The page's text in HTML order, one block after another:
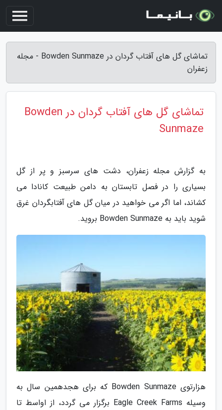
تماشای گل های آفتاب گردان در Bowden Sunmaze - مجله
زعفران
تماشای گل های آفتاب گردان در Bowden
Sunmaze
به گزارش مجله زعفران، دشت های سرسبز و پر از گل
بسیاری را در فصل تابستان به دامن طبیعت کانادا می
کشاند، اما اگر می خواهید در میان گل های آفتابگردان غرق
شوید باید به Bowden Sunmaze بروید.
هزارتوی Bowden Sunmaze که برای هجدهمین سال به
وسیله Eagle Creek Farms برگزار می گردد، از اواسط تا